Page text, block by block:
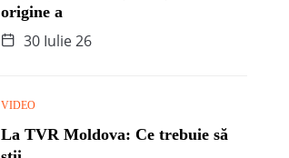
origine a
30 Iulie 26
VIDEO
La TVR Moldova: Ce trebuie să